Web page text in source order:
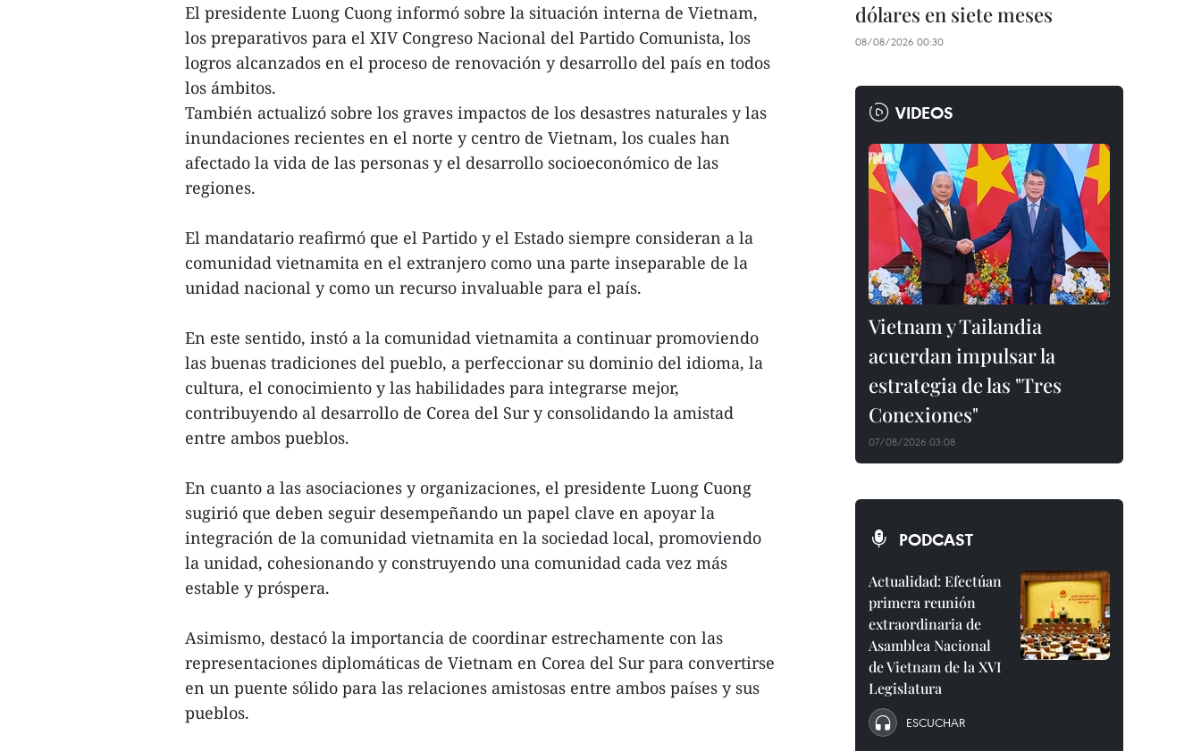
El presidente Luong Cuong informó sobre la situación interna de Vietnam,
los preparativos para el XIV Congreso Nacional del Partido Comunista, los
logros alcanzados en el proceso de renovación y desarrollo del país en todos
los ámbitos.
También actualizó sobre los graves impactos de los desastres naturales y las
inundaciones recientes en el norte y centro de Vietnam, los cuales han
afectado la vida de las personas y el desarrollo socioeconómico de las
regiones.
El mandatario reafirmó que el Partido y el Estado siempre consideran a la
comunidad vietnamita en el extranjero como una parte inseparable de la
unidad nacional y como un recurso invaluable para el país.
En este sentido, instó a la comunidad vietnamita a continuar promoviendo
las buenas tradiciones del pueblo, a perfeccionar su dominio del idioma, la
cultura, el conocimiento y las habilidades para integrarse mejor,
contribuyendo al desarrollo de Corea del Sur y consolidando la amistad
entre ambos pueblos.
En cuanto a las asociaciones y organizaciones, el presidente Luong Cuong
sugirió que deben seguir desempeñando un papel clave en apoyar la
integración de la comunidad vietnamita en la sociedad local, promoviendo
la unidad, cohesionando y construyendo una comunidad cada vez más
estable y próspera.
Asimismo, destacó la importancia de coordinar estrechamente con las
representaciones diplomáticas de Vietnam en Corea del Sur para convertirse
en un puente sólido para las relaciones amistosas entre ambos países y sus
pueblos.
dólares en siete meses
08/08/2026 00:30
VIDEOS
Vietnam y Tailandia
acuerdan impulsar la
estrategia de las "Tres
Conexiones"
07/08/2026 03:08
PODCAST
Actualidad: Efectúan
primera reunión
extraordinaria de
Asamblea Nacional
de Vietnam de la XVI
Legislatura
ESCUCHAR